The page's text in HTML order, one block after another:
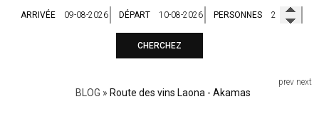
ARRIVÉE DÉPART PERSONNES
CHERCHEZ
BLOG » Route des vins Laona - Akamas
prev next